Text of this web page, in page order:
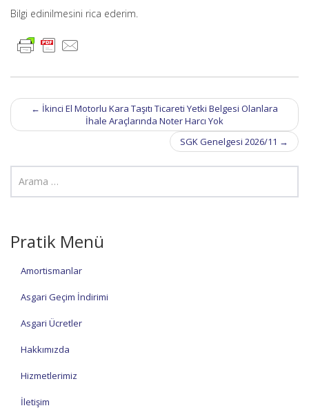
Bilgi edinilmesini rica ederim.
Post
navigation
← İkinci El Motorlu Kara Taşıtı Ticareti Yetki Belgesi Olanlara
İhale Araçlarında Noter Harcı Yok
SGK Genelgesi 2026/11 →
Pratik Menü
Amortismanlar
Asgari Geçim İndirimi
Asgari Ücretler
Hakkımızda
Hizmetlerimiz
İletişim